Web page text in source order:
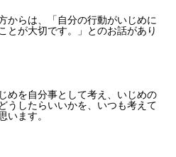
からは、「自分の行動がいじめに
とが大切です。」とのお話があり
めを自分事として考え、いじめの
うしたらいいかを、いつも考えて
います。